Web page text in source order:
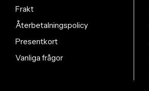
Frakt
Återbetalningspolicy
Presentkort
Vanliga frågor